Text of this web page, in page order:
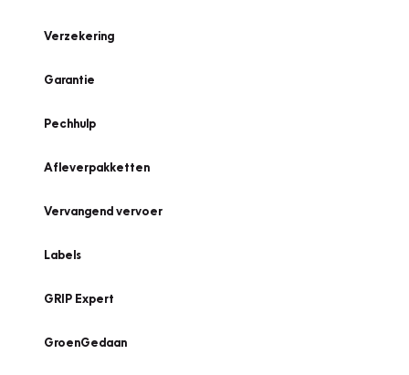
Verzekering
Garantie
Pechhulp
Afleverpakketten
Vervangend vervoer
Labels
GRIP Expert
GroenGedaan